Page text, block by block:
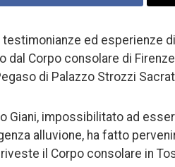
testimonianze ed esperienze
Corpo consolare di
di Palazzo Strozzi
Giani, impossibilitato ad
alluvione, ha fatto
il Corpo consolare in